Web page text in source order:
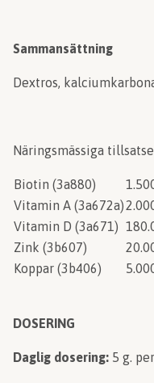
Sammansättning
Dextros,
Näringsmässiga
Biotin (3a880)
Vitamin A (3a672a)
Vitamin D (3a671)
Zink (3b607)
Koppar (3b406)
DOSERING
Daglig dosering: 5 g.